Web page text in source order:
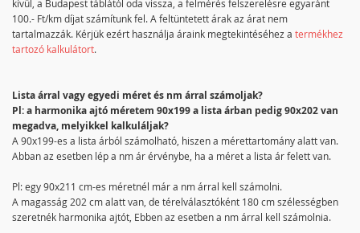
kívül, a Budapest táblától oda vissza, a felmérés felszerelésre egyaránt
100.- Ft/km díjat számítunk fel. A feltüntetett árak az árat nem
tartalmazzák. Kérjük ezért használja áraink megtekintéséhez a termékhez
tartozó kalkulátort.
Lista árral vagy egyedi méret és nm árral számoljak?
Pl: a harmonika ajtó méretem 90x199 a lista árban pedig 90x202 van
megadva, melyikkel kalkuláljak?
A 90x199-es a lista árból számolható, hiszen a mérettartomány alatt van.
Abban az esetben lép a nm ár érvénybe, ha a méret a lista ár felett van.
Pl: egy 90x211 cm-es méretnél már a nm árral kell számolni.
A magasság 202 cm alatt van, de térelválasztóként 180 cm szélességben
szeretnék harmonika ajtót, Ebben az esetben a nm árral kell számolnia.